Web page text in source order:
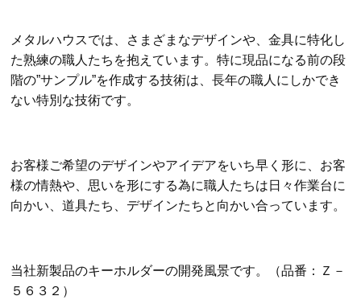
メタルハウスでは、さまざまなデザインや、金具に特化し
た熟練の職人たちを抱えています。特に現品になる前の段
階の”サンプル”を作成する技術は、長年の職人にしかでき
ない特別な技術です。
お客様ご希望のデザインやアイデアをいち早く形に、お客
様の情熱や、思いを形にする為に職人たちは日々作業台に
向かい、道具たち、デザインたちと向かい合っています。
当社新製品のキーホルダーの開発風景です。（品番：Ｚ－
５６３２）